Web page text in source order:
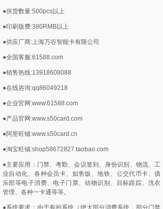
●供货数量:500pcs以上
●印刷版费:380RMB以上
●供应厂商:上海万谷智能卡有限公司
●全国客服:61588.com
●销售热线:13918608088
●在线咨询:qq86049218
●企业官网:www.61588.com
●产品官网:www.s50card.com
●阿里旺铺:www.s50card.cn
●淘宝旺铺:shop58672827.taobao.com
●主要应用：门禁、考勤、会议签到、身份识别、物流、工
业自动化、各种会员卡、如售饭、地铁、公交代币卡、俱
乐部等电子消费、电子门票、动物识别、目标跟踪、洗衣
管理、各种一卡通等等。
●系统要求：由于有的系统（绝大部分消费系统，部分门禁